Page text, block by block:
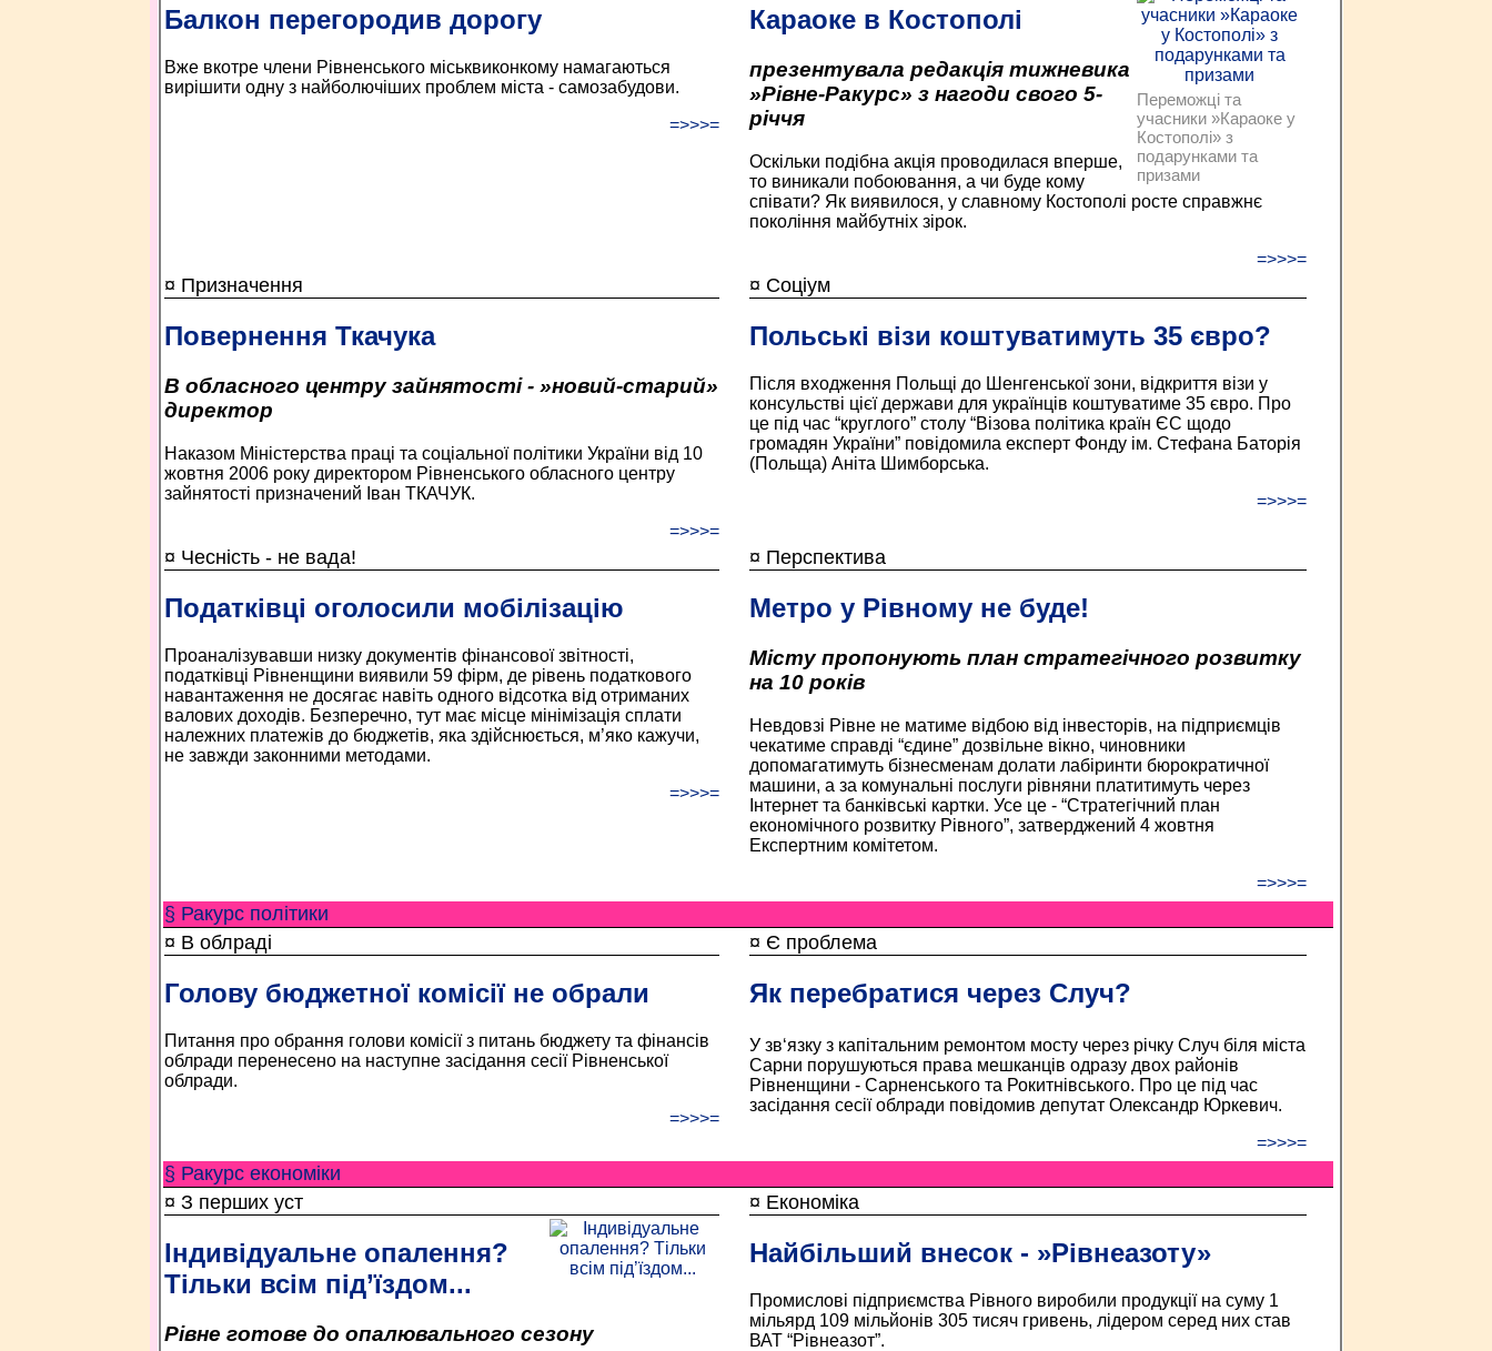
Балкон перегородив дорогу
Вже вкотре члени Рівненського міськвиконкому намагаються
вирішити одну з найболючіших проблем міста - самозабудови.
=>>>=
Переможці та
учасники »Караоке у
Костополі» з
подарунками та
призами
Караоке в Костополі
презентувала редакція тижневика
»Рівне-Ракурс» з нагоди свого 5-
річчя
Оскільки подібна акція проводилася вперше,
то виникали побоювання, а чи буде кому
співати? Як виявилося, у славному Костополі росте справжнє
покоління майбутніх зірок.
=>>>=
¤ Призначення
Повернення Ткачука
В обласного центру зайнятості - »новий-старий»
директор
Наказом Міністерства праці та соціальної політики України від 10
жовтня 2006 року директором Рівненського обласного центру
зайнятості призначений Іван ТКАЧУК.
=>>>=
¤ Соціум
Польські візи коштуватимуть 35 євро?
Після входження Польщі до Шенгенської зони, відкриття візи у
консульстві цієї держави для українців коштуватиме 35 євро. Про
це під час “круглого” столу “Візова політика країн ЄС щодо
громадян України” повідомила експерт Фонду ім. Стефана Баторія
(Польща) Аніта Шимборська.
=>>>=
¤ Чесність - не вада!
Податківці оголосили мобілізацію
Проаналізувавши низку документів фінансової звітності,
податківці Рівненщини виявили 59 фірм, де рівень податкового
навантаження не досягає навіть одного відсотка від отриманих
валових доходів. Безперечно, тут має місце мінімізація сплати
належних платежів до бюджетів, яка здійснюється, м’яко кажучи,
не завжди законними методами.
=>>>=
¤ Перспектива
Метро у Рівному не буде!
Місту пропонують план стратегічного розвитку
на 10 років
Невдовзі Рівне не матиме відбою від інвесторів, на підприємців
чекатиме справді “єдине” дозвільне вікно, чиновники
допомагатимуть бізнесменам долати лабіринти бюрократичної
машини, а за комунальні послуги рівняни платитимуть через
Інтернет та банківські картки. Усе це - “Стратегічний план
економічного розвитку Рівного”, затверджений 4 жовтня
Експертним комітетом.
=>>>=
§ Ракурс політики
¤ В облраді
Голову бюджетної комісії не обрали
Питання про обрання голови комісії з питань бюджету та фінансів
облради перенесено на наступне засідання сесії Рівненської
облради.
=>>>=
¤ Є проблема
Як перебратися через Случ?
У зв‘язку з капітальним ремонтом мосту через річку Случ біля міста
Сарни порушуються права мешканців одразу двох районів
Рівненщини - Сарненського та Рокитнівського. Про це під час
засідання сесії облради повідомив депутат Олександр Юркевич.
=>>>=
§ Ракурс економiки
¤ З перших уст
Iндивідуальне опалення?
Тільки всім під’їздом...
Рівне готове до опалювального сезону
¤ Економіка
Найбільший внесок - »Рівнеазоту»
Промислові підприємства Рівного виробили продукції на суму 1
мільярд 109 мільйонів 305 тисяч гривень, лідером серед них став
ВАТ “Рівнеазот”.